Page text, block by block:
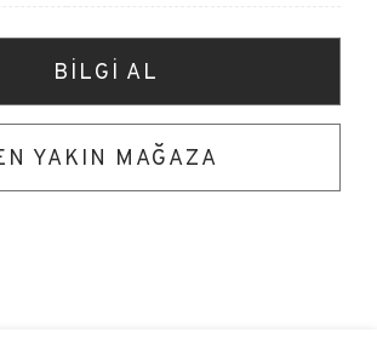
BİLGİ AL
YAKIN MAĞAZA